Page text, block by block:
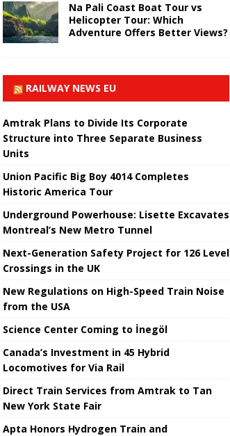
Na Pali Coast Boat Tour vs
Helicopter Tour: Which
Adventure Offers Better Views?
RAILWAY NEWS EU
Amtrak Plans to Divide Its Corporate
Structure into Three Separate Business
Units
Union Pacific Big Boy 4014 Completes
Historic America Tour
Underground Powerhouse: Lisette Excavates
Montreal’s New Metro Tunnel
Next-Generation Safety Project for 126 Level
Crossings in the UK
New Regulations on High-Speed ​​Train Noise
from the USA
Science Center Coming to İnegöl
Canada’s Investment in 45 Hybrid
Locomotives for Via Rail
Direct Train Services from Amtrak to Tan
New York State Fair
Apta Honors Hydrogen Train and